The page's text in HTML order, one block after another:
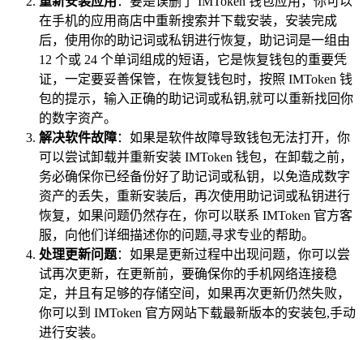
在手机的应用商店中重新搜索并下载安装，安装完成
后，使用你的助记词或私钥进行恢复，助记词是一组由
12 个或 24 个单词组成的短语，它是恢复钱包的重要凭
证，一定要妥善保管，在恢复钱包时，按照 IMToken 钱
包的提示，输入正确的助记词或私钥,就可以重新找回你
的数字资产。
解决软件故障：如果是软件故障导致钱包无法打开，你
可以尝试卸载并重新安装 IMToken 钱包，在卸载之前，
务必确保你已经备份好了助记词或私钥，以免造成数字
资产的丢失，重新安装后，再次使用助记词或私钥进行
恢复，如果问题仍然存在，你可以联系 IMToken 官方客
服，向他们详细描述你的问题,寻求专业的帮助。
处理更新问题：如果是更新过程中出现问题，你可以尝
试再次更新，在更新前，要确保你的手机网络连接稳
定，并且有足够的存储空间，如果再次更新仍然失败，
你可以到 IMToken 官方网站下载最新版本的安装包,手动
进行安装。